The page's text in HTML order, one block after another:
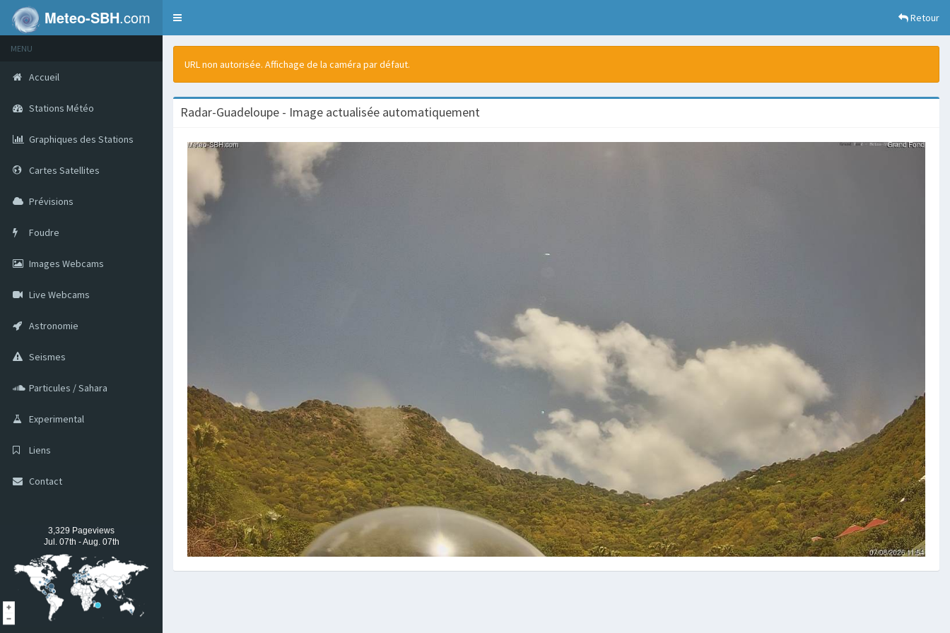
Meteo-SBH.com
Toggle
Retour
MENU
Accueil
Stations Météo
Graphiques des Stations
Cartes Satellites
Prévisions
Foudre
Images Webcams
Live Webcams
Astronomie
Seismes
Particules / Sahara
Experimental
Liens
Contact
3,329 Pageviews
Jul. 07th - Aug. 07th
URL non autorisée. Affichage de la caméra par défaut.
Radar-Guadeloupe - Image actualisée automatiquement